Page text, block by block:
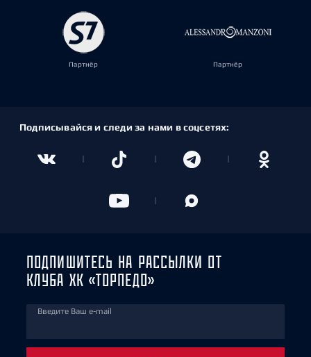
Партнёр Партнёр
Подписывайся и следи за нами в соцсетях:
ПОДПИШИТЕСЬ НА РАССЫЛКИ ОТ
КЛУБА ХК «ТОРПЕДО»
Введите Ваш e-mail